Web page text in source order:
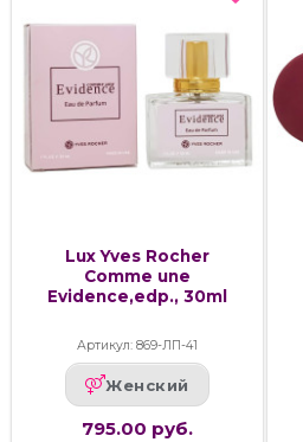
Lux Yves Rocher
Comme une
Evidence,edp., 30ml
Артикул: 869-ЛП-41
Женский
795.00 руб.